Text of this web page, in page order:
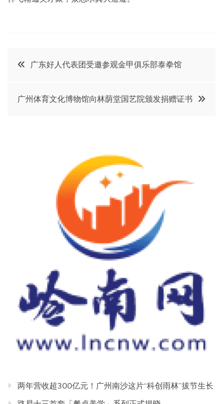
文
广东好人代表团受邀参观金甲俱乐部泰拳馆
广州体育文化博物馆向林荫堂国艺院颁发捐赠证书
两年营收超300亿元！广州南沙这片“科创雨林”拔节生长